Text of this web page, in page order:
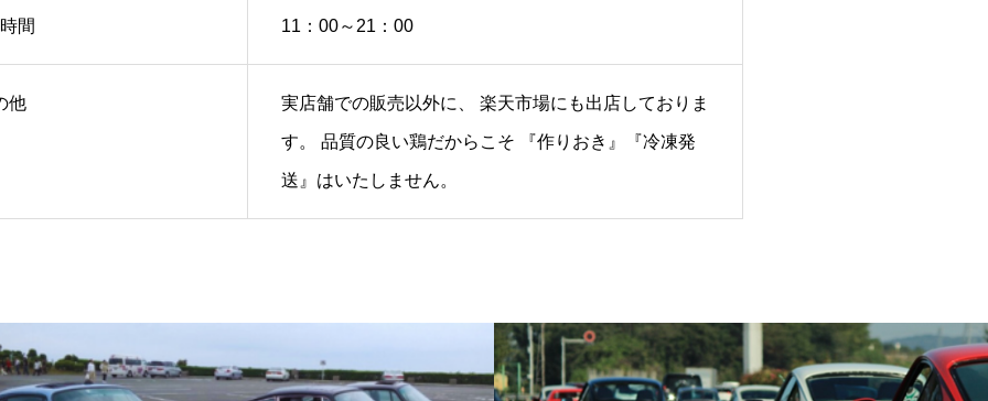
間 11：00～21：00
他 実店舗での販売以外に、 楽天市場にも出店しておりま
す。 品質の良い鶏だからこそ 『作りおき』『冷凍発
送』はいたしません。